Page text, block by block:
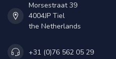
Morsestraat 39
4004JP Tiel
the Netherlands
+31 (0)76 562 05 29